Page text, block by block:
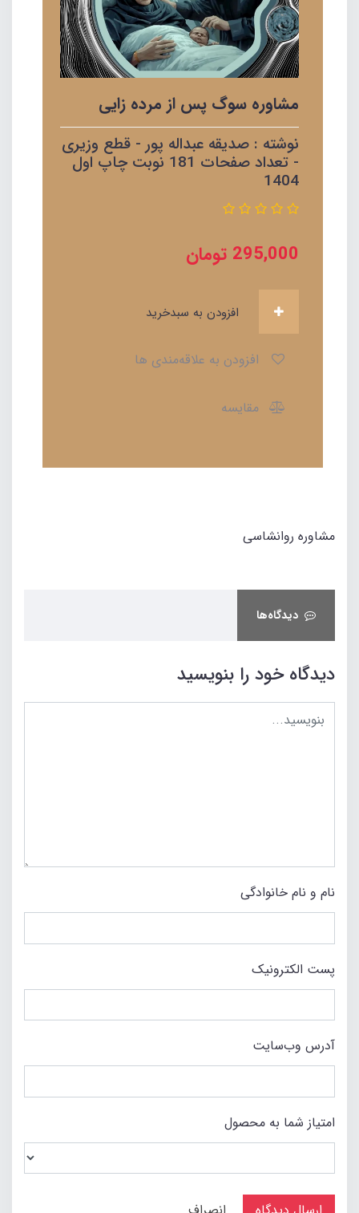
مشاوره سوگ پس از مرده زایی
نوشته : صدیقه عبداله پور - قطع وزیری
- تعداد صفحات 181 نوبت چاپ اول
1404
295,000 تومان
مقایسه
مشاوره روانشاسی
دیدگاه‌ها
دیدگاه خود را بنویسید
نام و نام خانوادگی
پست الکترونیک
آدرس وب‌سایت
امتیاز شما به محصول